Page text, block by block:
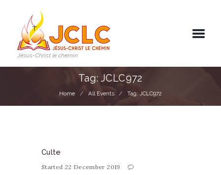
Jésus-Christ le chemin
Tag: JCLC972
Home All Events Tag: JCLC972
Culte
Started 22 December 2019